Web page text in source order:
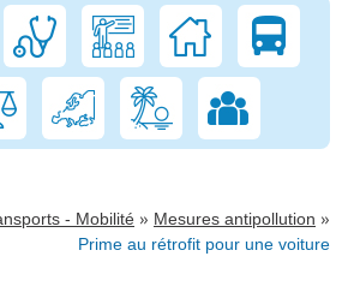
- Mobilité » Mesures antipollution »
Prime au rétrofit pour une voiture